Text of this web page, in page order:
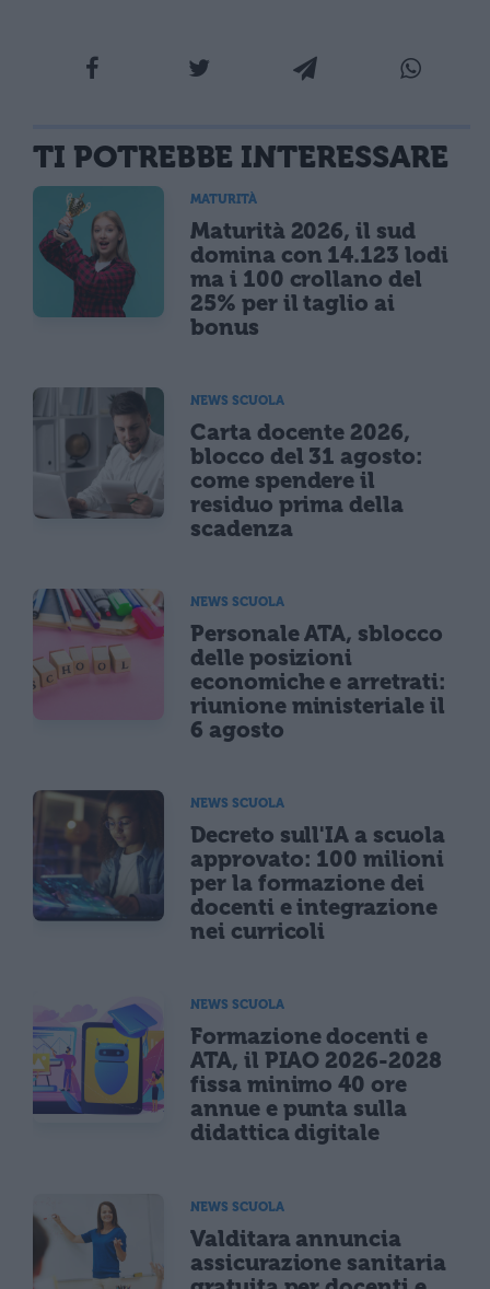
TI POTREBBE INTERESSARE
MATURITÀ
Maturità 2026, il sud
domina con 14.123 lodi
ma i 100 crollano del
25% per il taglio ai
bonus
NEWS SCUOLA
Carta docente 2026,
blocco del 31 agosto:
come spendere il
residuo prima della
scadenza
NEWS SCUOLA
Personale ATA, sblocco
delle posizioni
economiche e arretrati:
riunione ministeriale il
6 agosto
NEWS SCUOLA
Decreto sull'IA a scuola
approvato: 100 milioni
per la formazione dei
docenti e integrazione
nei curricoli
NEWS SCUOLA
Formazione docenti e
ATA, il PIAO 2026-2028
fissa minimo 40 ore
annue e punta sulla
didattica digitale
NEWS SCUOLA
Valditara annuncia
assicurazione sanitaria